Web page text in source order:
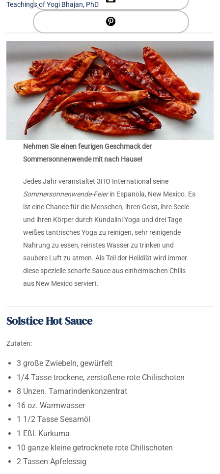
Teachings of Yogi Bhajan, PhD
Nehmen Sie einen feurigen Geschmack der
Sommersonnenwende mit nach Hause!
Jedes Jahr veranstaltet 3HO International seine
Sommersonnenwende-Feierin Espanola, New Mexico. Es
ist eine Chance für die Menschen, ihren Geist, ihre Seele
und ihren Körper durch Kundalini Yoga und drei Tage
weißes tantrisches Yoga zu reinigen, sehr reinigende
Nahrung zu essen, reinstes Wasser zu trinken und
saubere Luft zu atmen. Als Teil der Heildiät wird immer
diese spezielle scharfe Sauce aus einheimischen Chilis
aus New Mexico serviert.
Solstice Hot Sauce
Zutaten:
3 große Zwiebeln, gewürfelt
1/4 Tasse trockene, zerstoßene rote Chilischoten
8 Unzen. Tamarindenkonzentrat
16 oz. Warmwasser
1 1/2 Tasse Sesamöl
1 Eßl. Kurkuma
10 ganze kleine getrocknete rote Chilischoten
2 Tassen Apfelessig